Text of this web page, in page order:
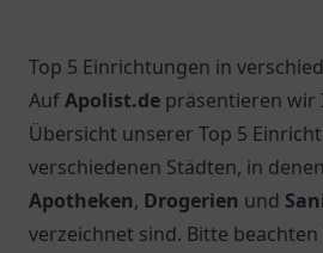
Top 5 Einrichtungen in
AufApolist.de präsentieren wir
Übersicht unserer Top 5
verschiedenen Städten, in
Apotheken, Drogerien und
verzeichnet sind. Bitte beachten